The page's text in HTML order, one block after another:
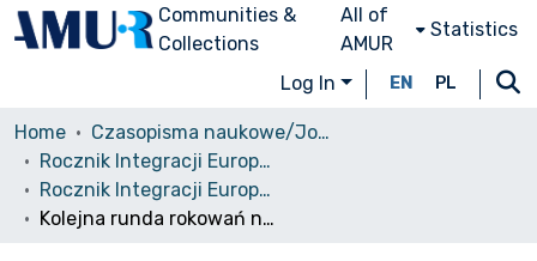
Communities &
Collections
All of
AMUR
Statistics
Log In EN PL
Home
Czasopisma naukowe/Journals
Rocznik Integracji Europejskiej
Rocznik Integracji Europejskiej, 2/2008
Kolejna runda rokowań na Cyprze: szansa na przełom?